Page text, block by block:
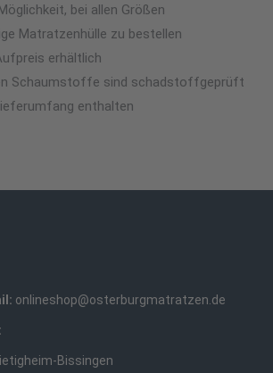
bei allen Größen
Matratzenhülle zu bestellen
erhältlich
Schaumstoffe sind schadstoffgeprüft
enthalten
onlineshop@osterburgmatratzen.de
Bissingen